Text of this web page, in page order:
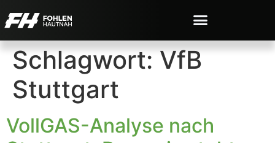
Schlagwort: VfB
Stuttgart
VollGAS-Analyse nach